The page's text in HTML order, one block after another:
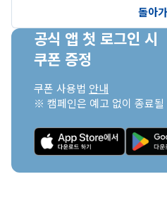
돌아
공식 앱 첫 로그인 시
쿠폰 증정
쿠폰 사용법 안내
※ 캠페인은 예고 없이 종료될